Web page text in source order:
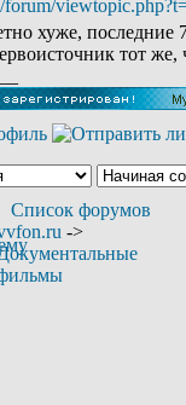
forum/
хуже, последние
тот
Список форумов
->